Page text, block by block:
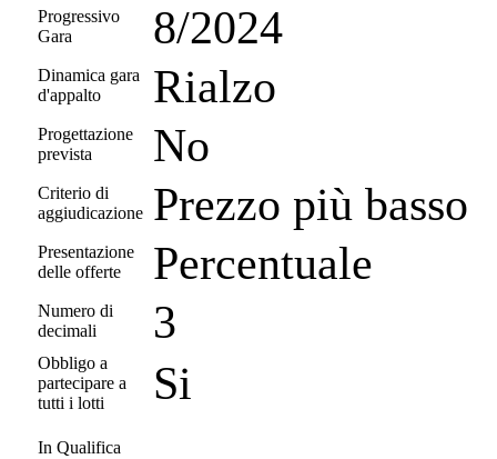
Progressivo
Gara
8/2024
Dinamica gara
d'appalto
Rialzo
Progettazione
prevista
No
Criterio di
aggiudicazione Prezzo più basso
Presentazione
delle offerte
Percentuale
Numero di
decimali
3
Obbligo a
partecipare a
tutti i lotti
Si
In Qualifica